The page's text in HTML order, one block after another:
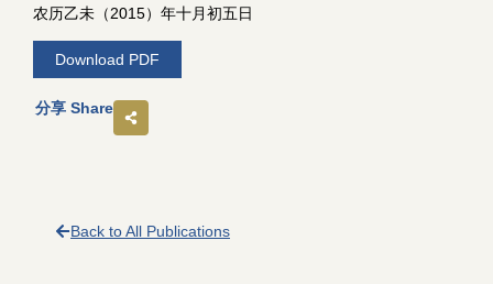
农历乙未（2015）年十月初五日
Download PDF
分享 Share
Back to All Publications